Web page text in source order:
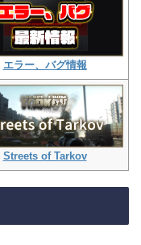
エラー、バグ情報
Streets of Tarkov